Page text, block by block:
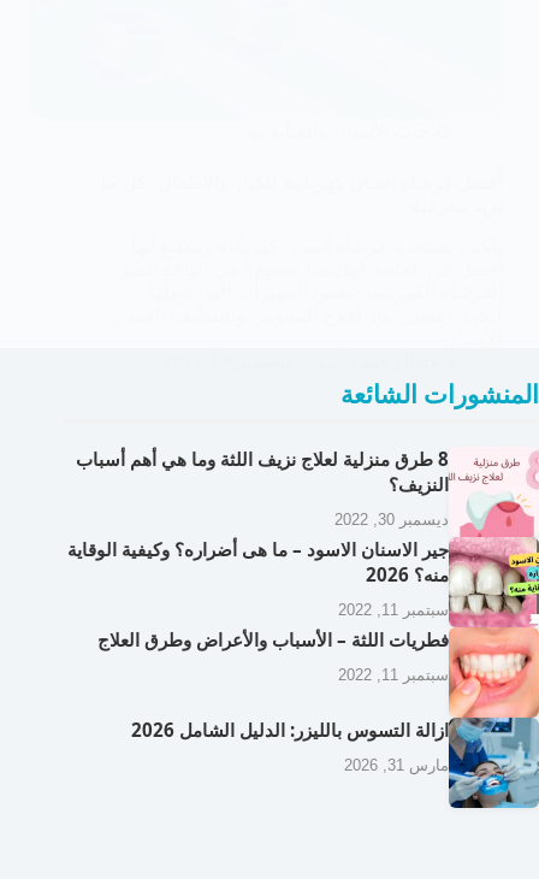
المنشورات الشائعة
8 طرق منزلية لعلاج نزيف اللثة وما هي أهم أسباب
النزيف؟
ديسمبر 30, 2022
جير الاسنان الاسود – ما هى أضراره؟ وكيفية الوقاية
منه؟ 2026
سبتمبر 11, 2022
فطريات اللثة – الأسباب والأعراض وطرق العلاج
سبتمبر 11, 2022
ازالة التسوس بالليزر: الدليل الشامل 2026
مارس 31, 2026